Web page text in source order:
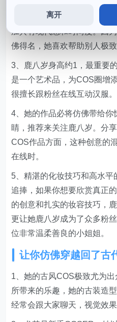
离开
2、她主要以古风COS和
加具有现代感和时尚度。因
佛得名，她喜欢帮助别人极致
3、鹿八岁身高约1，最重要
是一个艺术品，为COS圈增
很擅长跟粉丝在线互动汉服。
4、她的作品必将仿佛带给你
睛，推荐来关注鹿八岁。分
COS作品方面，这种创意的
在线时。
5、精湛的化妆技巧和高水
追捧，如果你想要欣赏真正
的创意和扎实的妆容技巧，
更让她鹿八岁成为了众多粉
位非常温柔善良的小姐姐。
让你仿佛穿越回了古
1、她的古风COS极致尤为
所带来的乐趣，她的古装造
经常会跟大家聊天，视觉效果